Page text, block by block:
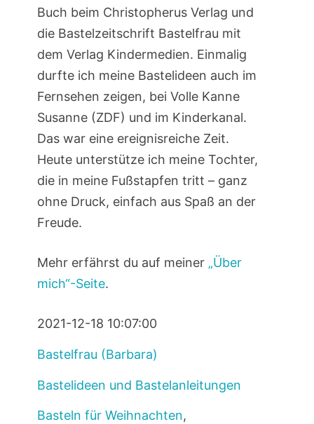
Buch beim Christopherus Verlag und
die Bastelzeitschrift Bastelfrau mit
dem Verlag Kindermedien. Einmalig
durfte ich meine Bastelideen auch im
Fernsehen zeigen, bei Volle Kanne
Susanne (ZDF) und im Kinderkanal.
Das war eine ereignisreiche Zeit.
Heute unterstütze ich meine Tochter,
die in meine Fußstapfen tritt – ganz
ohne Druck, einfach aus Spaß an der
Freude.
Mehr erfährst du auf meiner „Über
mich“-Seite.
2021-12-18 10:07:00
Bastelfrau (Barbara)
Bastelideen und Bastelanleitungen
Basteln für Weihnachten,